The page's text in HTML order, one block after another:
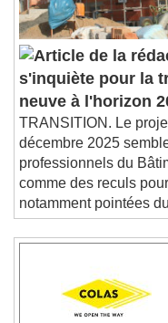
s'inquiète pour la
neuve à l'horizon
TRANSITION. Le
décembre 2025
professionnels du
comme des reculs
notamment pointées